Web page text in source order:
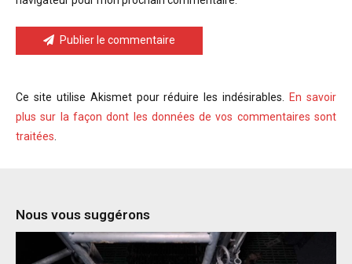
Publier le commentaire
Ce site utilise Akismet pour réduire les indésirables.
En savoir
plus sur la façon dont les données de vos commentaires sont
traitées
Nous vous suggérons